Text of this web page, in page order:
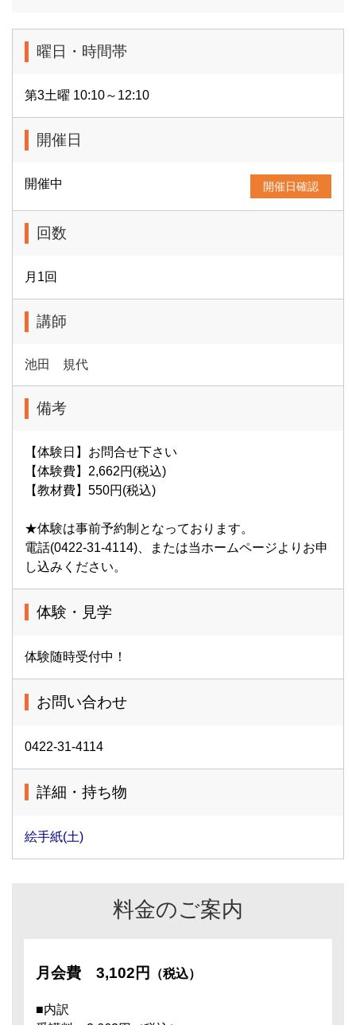
曜日・時間帯
第3土曜 10:10～12:10
開催日
開催中 開催日確認
回数
月1回
講師
池田 規代
備考
【体験日】お問合せ下さい
【体験費】2,662円(税込)
【教材費】550円(税込)
★体験は事前予約制となっております。
電話(0422-31-4114)、または当ホームページよりお申
し込みください。
体験・見学
体験随時受付中！
お問い合わせ
0422-31-4114
詳細・持ち物
絵手紙(土)
料金のご案内
月会費 3,102円 （税込）
■内訳